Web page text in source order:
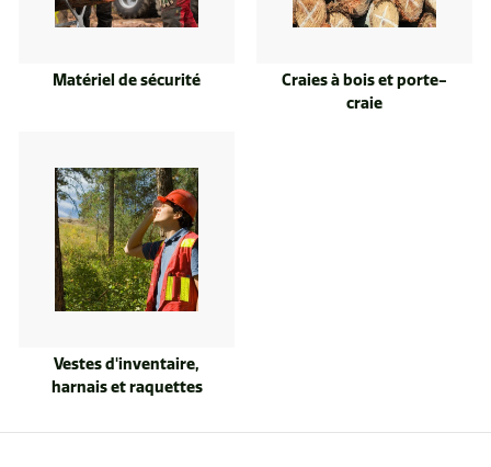
Matériel de sécurité
Craies à bois et porte-
craie
Vestes d'inventaire,
harnais et raquettes